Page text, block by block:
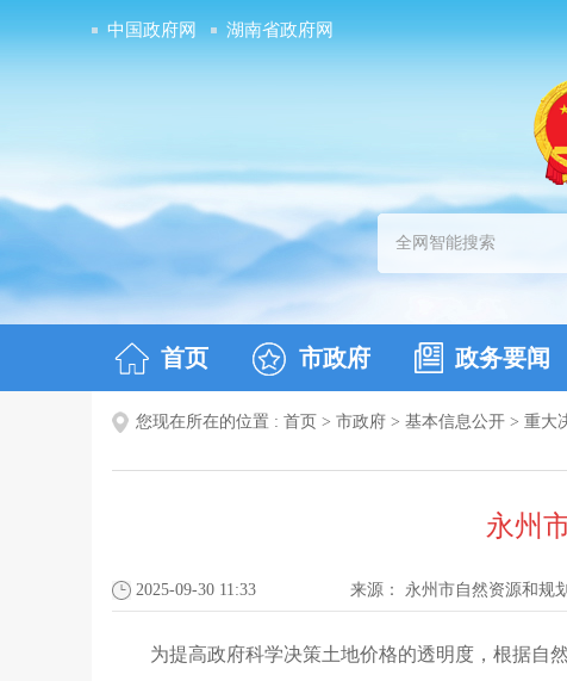
中国政府网 湖南省政府网
首页 市政府 政务要闻
您现在所在的位置 : 首页 > 市政府 > 基本信息公开 > 重大
永州
2025-09-30 11:33 来源： 永州市自然资源和规
为提高政府科学决策土地价格的透明度，根据自